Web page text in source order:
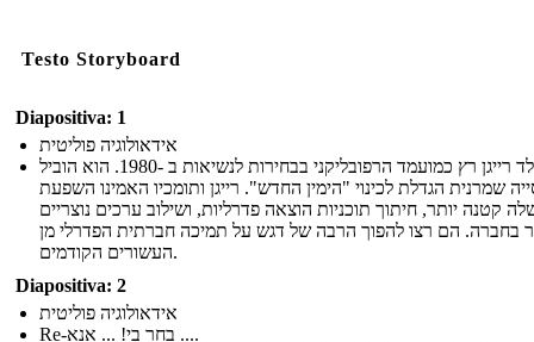
Testo Storyboard
Diapositiva: 1
אידאולוגיה פוליטית
רונלד רייגן רץ כמועמד הרפובליקני בבחירות לנשיאות ב -1980. הוא הוביל
שמרנית הגדלת לכינוי "הימין החדש". רייגן ותומכיו האמינו השפעת
קטנה יותר, חיתוך תוכניות הוצאה פדרליות, ושילוב ערכים נוצריים
בחברה. הם רצו להפוך הרבה של דגש על תמיכה חברתית הפדרלי מן
העשורים הקודמים.
Diapositiva: 2
אידאולוגיה פוליטית
Re-בחר בי! ... אנא ....